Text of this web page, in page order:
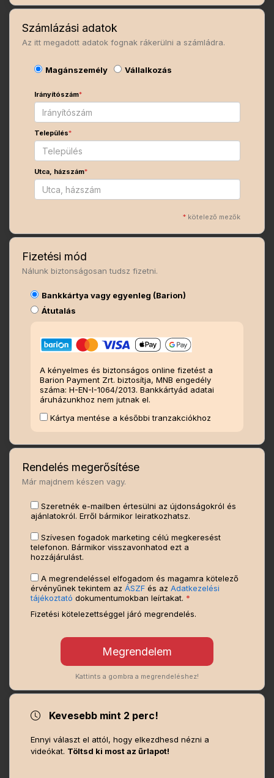
Számlázási adatok
Az itt megadott adatok fognak rákerülni a számládra.
Magánszemély Vállalkozás
Irányítószám*
Település*
Utca, házszám*
* kötelező mezők
Fizetési mód
Nálunk biztonságosan tudsz fizetni.
Bankkártya vagy egyenleg (Barion)
Átutalás
A kényelmes és biztonságos online fizetést a
Barion Payment Zrt. biztosítja, MNB engedély
száma: H-EN-I-1064/2013. Bankkártyád adatai
áruházunkhoz nem jutnak el.
Kártya mentése a későbbi tranzakciókhoz
Rendelés megerősítése
Már majdnem készen vagy.
Szeretnék e-mailben értesülni az újdonságokról és
ajánlatokról. Erről bármikor leiratkozhatsz.
Szívesen fogadok marketing célú megkeresést
telefonon. Bármikor visszavonhatod ezt a
hozzájárulást.
A megrendeléssel elfogadom és magamra kötelező
érvényűnek tekintem azÁSZF és azAdatkezelési
tájékoztató dokumentumokban leírtakat. *
Fizetési kötelezettséggel járó megrendelés.
Kattints a gombra a megrendeléshez!
Kevesebb mint 2 perc!
Ennyi választ el attól, hogy elkezdhesd nézni a
videókat. Töltsd ki most az űrlapot!